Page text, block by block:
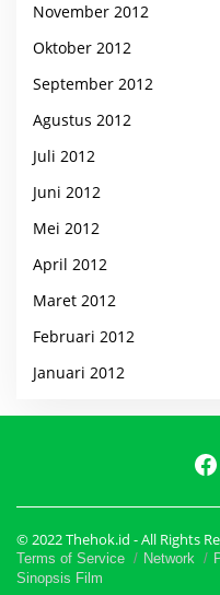
November 2012
Oktober 2012
September 2012
Agustus 2012
Juli 2012
Juni 2012
Mei 2012
April 2012
Maret 2012
Februari 2012
Januari 2012
© 2022 Thehok.id - All Rights
Terms of Service
Network
Sinopsis Film